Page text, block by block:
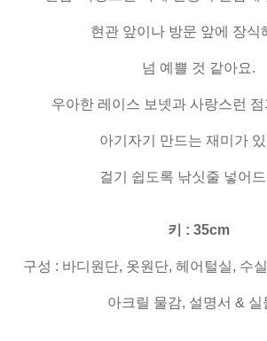
현관 앞이나 방문 앞에 장식
넘 예쁠 것 같아요.
우아한 레이스 보넷과 사랑스런
아기자기 만드는 재미가
걸기 쉽도록 낚싯줄 넣어
키 : 35cm
구성 : 바디원단, 옷원단, 헤어털실, 수
아크릴 물감, 설명서 & 실